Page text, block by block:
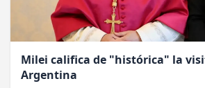
Milei califica de "histórica" la
Argentina